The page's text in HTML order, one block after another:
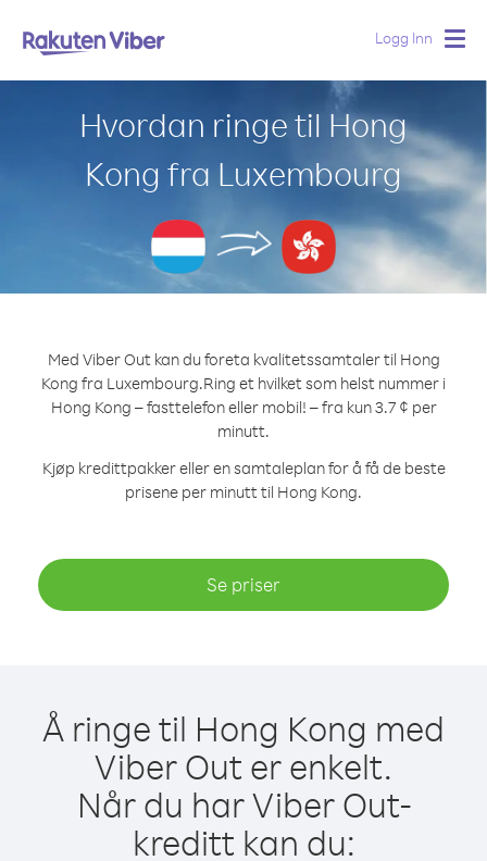
Logg Inn
Hvordan ringe til Hong
Kong fra Luxembourg
Med Viber Out kan du foreta kvalitetssamtaler til Hong
Kong fra Luxembourg.Ring et hvilket som helst nummer i
Hong Kong – fasttelefon eller mobil! – fra kun 3.7 ¢ per
minutt.
Kjøp kredittpakker eller en samtaleplan for å få de beste
prisene per minutt til Hong Kong.
Se priser
Å ringe til Hong Kong med
Viber Out er enkelt.
Når du har Viber Out-
kreditt kan du: